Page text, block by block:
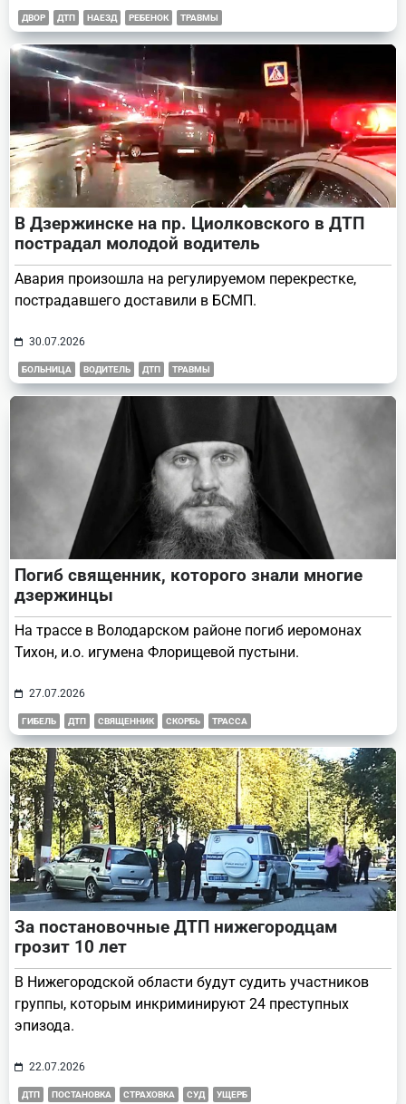
ДВОР ДТП НАЕЗД РЕБЕНОК ТРАВМЫ
В Дзержинске на пр. Циолковского в ДТП
пострадал молодой водитель
Авария произошла на регулируемом перекрестке,
пострадавшего доставили в БСМП.
30.07.2026
БОЛЬНИЦА ВОДИТЕЛЬ ДТП ТРАВМЫ
Погиб священник, которого знали многие
дзержинцы
На трассе в Володарском районе погиб иеромонах
Тихон, и.о. игумена Флорищевой пустыни.
27.07.2026
ГИБЕЛЬ ДТП СВЯЩЕННИК СКОРБЬ ТРАССА
За постановочные ДТП нижегородцам
грозит 10 лет
В Нижегородской области будут судить участников
группы, которым инкриминируют 24 преступных
эпизода.
22.07.2026
ДТП ПОСТАНОВКА СТРАХОВКА СУД УЩЕРБ